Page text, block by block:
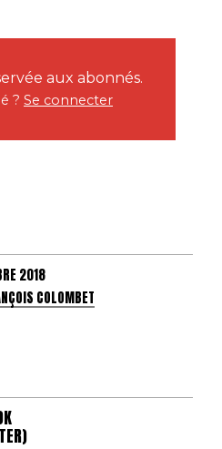
aux abonnés.
? Se connecter
2018
COLOMBET